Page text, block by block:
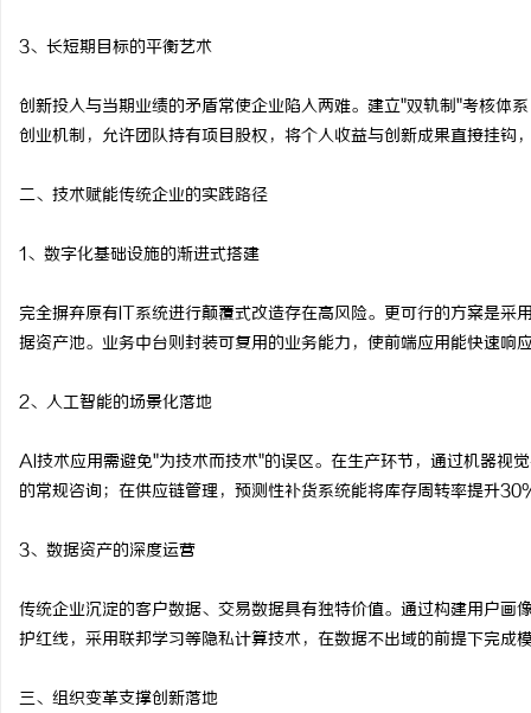
3、长短期目标的平衡艺术
创新投入与当期业绩的矛盾常使企业陷入两难。建立"双轨制"考核体
创业机制，允许团队持有项目股权，将个人收益与创新成果直接挂钩
二、技术赋能传统企业的实践路径
1、数字化基础设施的渐进式搭建
完全摒弃原有IT系统进行颠覆式改造存在高风险。更可行的方案是
据资产池。业务中台则封装可复用的业务能力，使前端应用能快速响
2、人工智能的场景化落地
AI技术应用需避免"为技术而技术"的误区。在生产环节，通过机器视
的常规咨询；在供应链管理，预测性补货系统能将库存周转率提升
3、数据资产的深度运营
传统企业沉淀的客户数据、交易数据具有独特价值。通过构建用户
护红线，采用联邦学习等隐私计算技术，在数据不出域的前提下完成
三、组织变革支撑创新落地
揭秘！专业充电桩项目